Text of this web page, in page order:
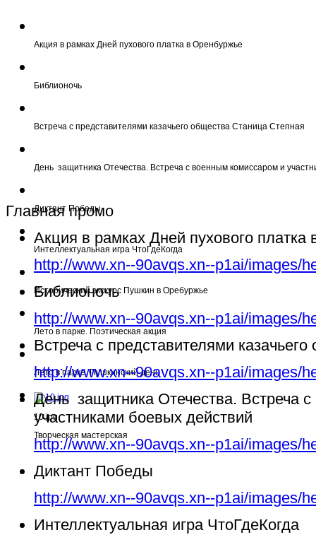
Акция в рамках Дней пухового платка в Оренбуржье
Библионочь
Встреча с представителями казачьего общества Станица Степная
День защитника Отечества. Встреча с военным комиссаром и
Диктант Победы
Интеллектуальная игра ЧтоГдеКогда
Исторический экскурс Пушкин в Оребуржье
Лето в парке. Поэтическая акция
Лето в парке. Пушкинский день
10.jpg
Творческая мастерская
Главная промо
Акция в рамках Дней пухового платка
http://www.xn--90avqs.xn--p1ai/images/
Библионочь
http://www.xn--90avqs.xn--p1ai/images/
Встреча с представителями
http://www.xn--90avqs.xn--p1ai/images/
День защитника Отечества. Встреча
участниками боевых действий
http://www.xn--90avqs.xn--p1ai/images/
Диктант Победы
http://www.xn--90avqs.xn--p1ai/images/
Интеллектуальная игра ЧтоГдеКогда